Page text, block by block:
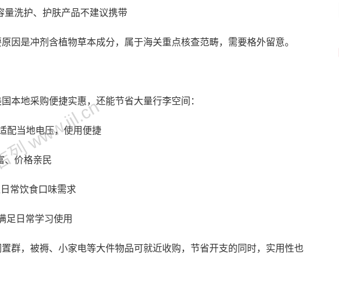
量洗护、护肤产品不建议携带
因是冲剂含植物草本成分，属于海关重点核查范畴，需要格外留意。
本地采购便捷实惠，还能节省大量行李空间：
配当地电压，使用便捷
、价格亲民
常饮食口味需求
足日常学习使用
群，被褥、小家电等大件物品可就近收购，节省开支的同时，实用性也
www.jjl.cn